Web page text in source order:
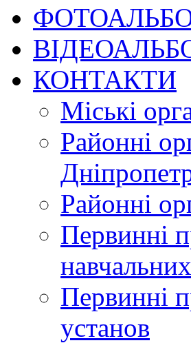
КОНТАКТИ
Міські
Районні
Районні
Первинні
Первинні
установ